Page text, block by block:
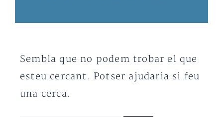
Sembla que no podem trobar el que
esteu cercant. Potser ajudaria si feu
una cerca.